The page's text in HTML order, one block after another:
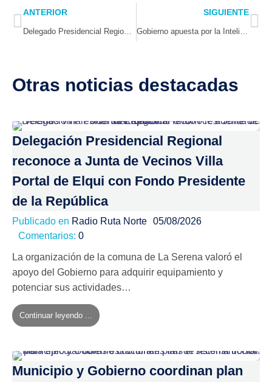
Prev
ANTERIOR SIGUIENTE
Otras noticias destacadas
Delegación Presidencial Regional
reconoce a Junta de Vecinos Villa
Portal de Elqui con Fondo Presidente
de la República
Publicado en Radio Ruta Norte 05/08/2026
Comentarios: 0
La organización de la comuna de La Serena valoró el
apoyo del Gobierno para adquirir equipamiento y
potenciar sus actividades…
Continuar leyendo ...
Municipio y Gobierno coordinan plan